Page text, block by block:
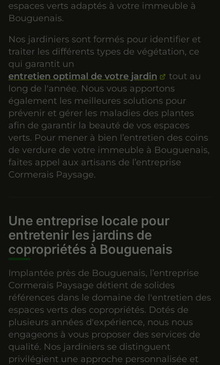
espaces verts adaptés à votre immeuble à
Bouguenais.
Nos jardiniers sont formés pour identifier et
traiter les différents types de végétation, ce
qui garantit un
entretien optimal de votre jardin
tout au
long de l'année. Nous vous apportons
également les meilleures solutions pour
prévenir et gérer les maladies des plantes
afin de garantir la beauté de vos espaces
verts. Pour mener à bien l’entretien des coins
de verdure de votre immeuble à Bouguenais,
faites appel aux artisans de l’entreprise
Cormerais Paysage.
Une entreprise locale pour
entretenir les jardins de
copropriétés à Bouguenais
Implantée près de Bouguenais, l’entreprise
Cormerais Paysage détient de solides
références dans le domaine de l'entretien des
espaces verts des copropriétés. Dotés de
plusieurs années d'expérience, nous nous
engageons à vous proposer des services de
qualité. Nos jardiniers se distinguent
privilégient une approche personnalisée et